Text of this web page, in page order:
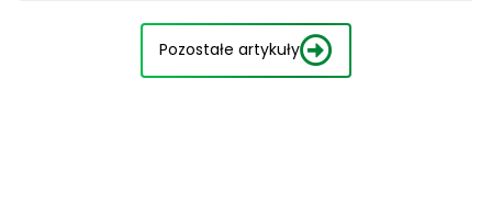
Pozostałe artykuły